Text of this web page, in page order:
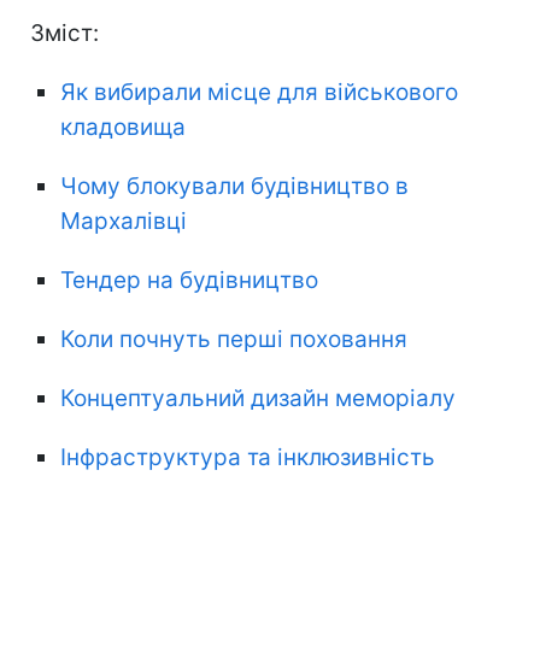
Зміст:
Як вибирали місце для військового
кладовища
Чому блокували будівництво в
Мархалівці
Тендер на будівництво
Коли почнуть перші поховання
Концептуальний дизайн меморіалу
Інфраструктура та інклюзивність